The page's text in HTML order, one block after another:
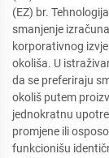
(EZ) br.
smanjenje
korporativnog
okoliša. U
da se preferiraju
okoliš putem
jednokratnu
promjene ili
funkcionišu